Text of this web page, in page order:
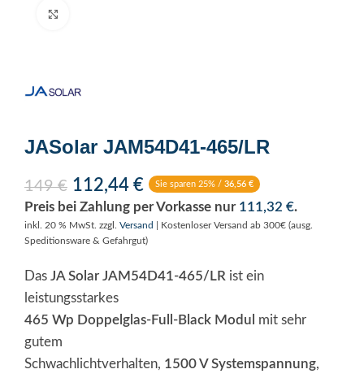
JASolar JAM54D41-465/LR
149€ 112,44 € Sie sparen 25% / 36,56 €
Preis bei Zahlung per Vorkasse nur 111,32 €.
inkl. 20 % MwSt. zzgl. Versand
| Kostenloser Versand ab 300€ (ausg.
Speditionsware & Gefahrgut)
Das JA Solar JAM54D41-465/LR ist ein
leistungsstarkes
465 Wp Doppelglas-Full-Black Modul mit sehr
gutem
Schwachlichtverhalten, 1500 V Systemspannung,